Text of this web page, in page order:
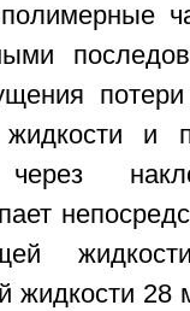
и
через
28